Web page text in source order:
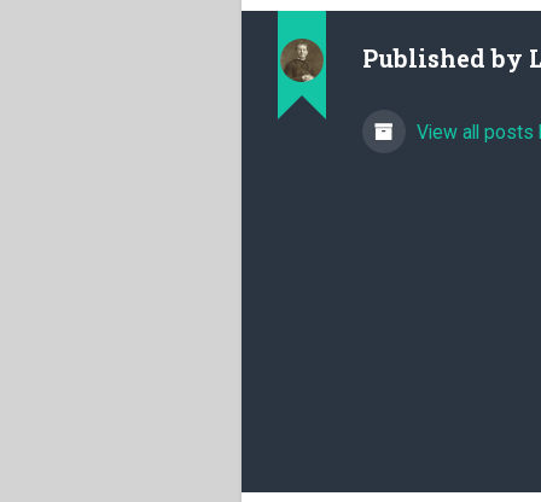
Published by
View all posts